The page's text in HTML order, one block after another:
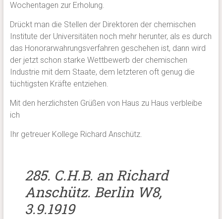
Wochentagen zur Erholung.
Drückt man die Stellen der Direktoren der chemischen
Institute der Universitäten noch mehr herunter, als es durch
das Honorarwahrungsverfahren geschehen ist, dann wird
der jetzt schon starke Wettbewerb der chemischen
Industrie mit dem Staate, dem letzteren oft genug die
tüchtigsten Kräfte entziehen.
Mit den herzlichsten Grüßen von Haus zu Haus verbleibe
ich
Ihr getreuer Kollege Richard Anschütz.
285. C.H.B. an Richard
Anschütz. Berlin W8,
3.9.1919